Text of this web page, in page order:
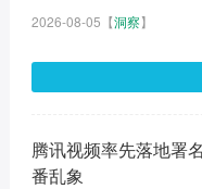
2026-08-05 【洞察】
腾讯视频率先落地署
番乱象